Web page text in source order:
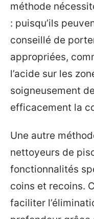
méthode
: puisqu’ils
conseillé de
appropriées,
l’acide sur les
soigneusement
efficacement la
Une autre
nettoyeurs de
fonctionnalités
coins et recoins.
faciliter